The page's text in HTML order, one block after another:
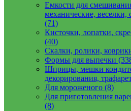
Емкости для
механические, веселки,
(71)
Кисточки, лопатки,
(40)
Скалки, ролики,
Формы для выпечки
Шприцы, мешки
декорирования,
Для мороженого (8)
Для приготовления
(8)